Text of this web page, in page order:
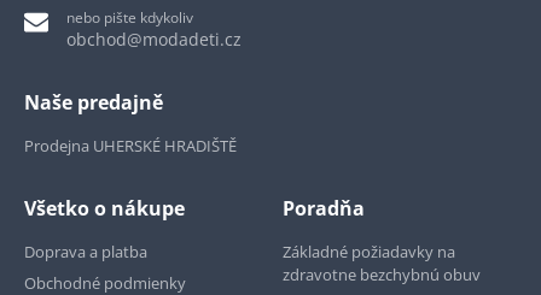
nebo pište kdykoliv
obchod@modadeti.cz
Naše predajně
Prodejna UHERSKÉ HRADIŠTĚ
Všetko o nákupe
Doprava a platba
Obchodné podmienky
Poradňa
Základné požiadavky na
zdravotne bezchybnú obuv